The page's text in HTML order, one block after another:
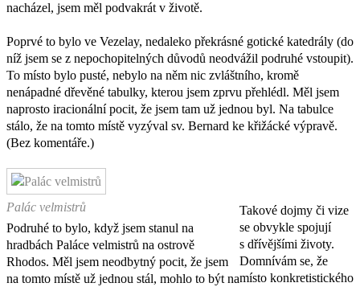
nacházel, jsem měl podvakrát v životě.
Poprvé to bylo ve Vezelay, nedaleko překrásné gotické katedrály (do
níž jsem se z nepochopitelných důvodů neodvážil podruhé vstoupit).
To místo bylo pusté, nebylo na něm nic zvláštního, kromě
nenápadné dřevěné tabulky, kterou jsem zprvu přehlédl. Měl jsem
naprosto iracionální pocit, že jsem tam už jednou byl. Na tabulce
stálo, že na tomto místě vyzýval sv. Bernard ke křižácké výpravě.
(Bez komentáře.)
Palác velmistrů
Podruhé to bylo, když jsem stanul na
hradbách Paláce velmistrů na ostrově
Rhodos. Měl jsem neodbytný pocit, že jsem
na tomto místě už jednou stál, mohlo to být na
Takové dojmy či vize
se obvykle spojují
s dřívějšími životy.
Domnívám se, že
místo konkretistického